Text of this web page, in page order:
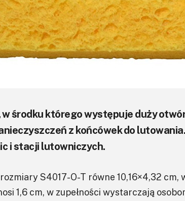
środku którego występuje duży
z końcówek do
i stacji lutowniczych.
S4017-O-T równe 10,16×4,32 cm,
1,6 cm, w zupełności wystarczają